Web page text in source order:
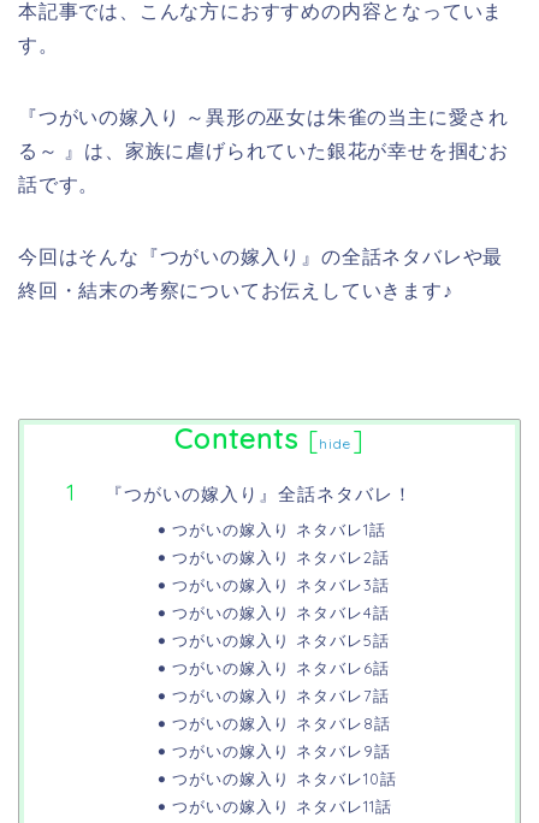
本記事では、こんな方におすすめの内容となっていま
す。
『つがいの嫁入り ～異形の巫女は朱雀の当主に愛され
る～ 』は、家族に虐げられていた銀花が幸せを掴むお
話です。
今回はそんな『つがいの嫁入り』の全話ネタバレや最
終回・結末の考察についてお伝えしていきます♪
Contents [hide ]
『つがいの嫁入り』全話ネタバレ！
つがいの嫁入り ネタバレ1話
つがいの嫁入り ネタバレ2話
つがいの嫁入り ネタバレ3話
つがいの嫁入り ネタバレ4話
つがいの嫁入り ネタバレ5話
つがいの嫁入り ネタバレ6話
つがいの嫁入り ネタバレ7話
つがいの嫁入り ネタバレ8話
つがいの嫁入り ネタバレ9話
つがいの嫁入り ネタバレ10話
つがいの嫁入り ネタバレ11話